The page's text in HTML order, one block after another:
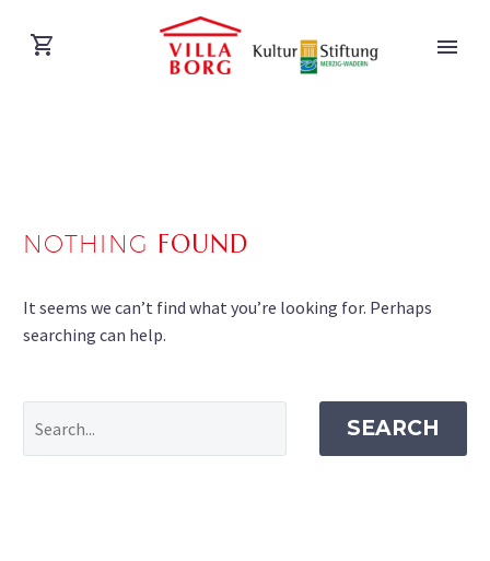
NOTHING FOUND
It seems we can’t find what you’re looking for. Perhaps
searching can help.
SEARCH